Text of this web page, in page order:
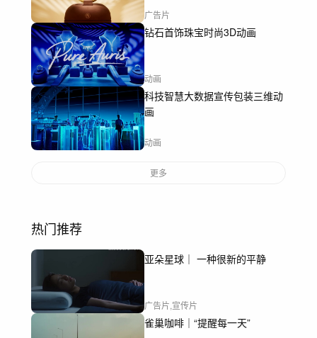
广告片
钻石首饰珠宝时尚3D动画
动画
科技智慧大数据宣传包装三维动
画
动画
更多
热门推荐
亚朵星球｜ 一种很新的平静
广告片,宣传片
雀巢咖啡｜“提醒每一天”